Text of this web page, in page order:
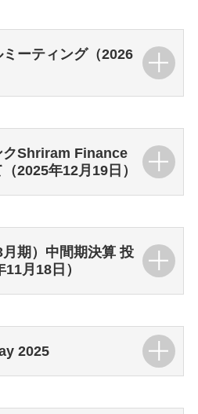
ーティング（2026
クShriram Finance
2025年12月19日）
期）中間期決算 投
月18日）
2025